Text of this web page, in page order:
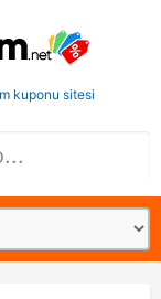
kuponu sitesi